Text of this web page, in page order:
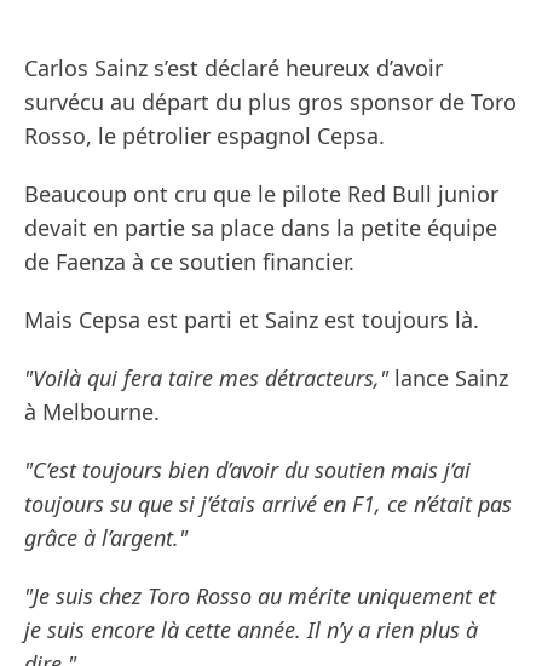
Carlos Sainz s’est déclaré heureux d’avoir
survécu au départ du plus gros sponsor de Toro
Rosso, le pétrolier espagnol Cepsa.
Beaucoup ont cru que le pilote Red Bull junior
devait en partie sa place dans la petite équipe
de Faenza à ce soutien financier.
Mais Cepsa est parti et Sainz est toujours là.
"Voilà qui fera taire mes détracteurs,"lance Sainz
à Melbourne.
"C’est toujours bien d’avoir du soutien mais j’ai
toujours su que si j’étais arrivé en F1, ce n’était pas
grâce à l’argent."
"Je suis chez Toro Rosso au mérite uniquement et
je suis encore là cette année. Il n’y a rien plus à